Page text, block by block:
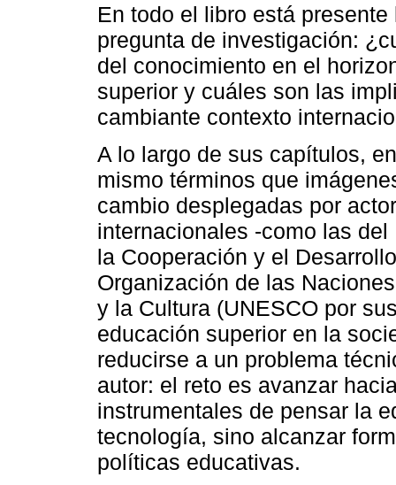
En todo el libro está
pregunta de investigación:
del conocimiento en el
superior y cuáles son las
cambiante contexto
A lo largo de sus capítulos,
mismo términos que
cambio desplegadas por
internacionales -como las
la Cooperación y el
Organización de las
y la Cultura (UNESCO por
educación superior en la
reducirse a un problema
autor: el reto es avanzar
instrumentales de pensar la
tecnología, sino alcanzar
políticas educativas.